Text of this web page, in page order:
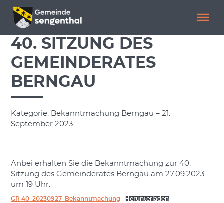
Menü überspringen
Menü überspringen
40. SITZUNG DES
GEMEINDERATES
BERNGAU
Kategorie: Bekanntmachung Berngau – 21.
September 2023
Anbei erhalten Sie die Bekanntmachung zur 40.
Sitzung des Gemeinderates Berngau am 27.09.2023
um 19 Uhr.
GR 40_20230927_Bekanntmachung Herunterladen